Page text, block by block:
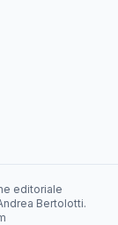
editoriale
Bertolotti.